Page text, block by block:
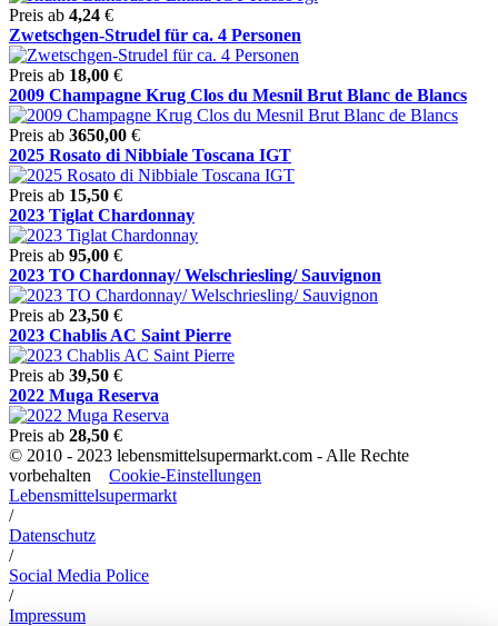
Preis ab 4,24 €
Zwetschgen-Strudel für ca. 4 Personen
Preis ab 18,00 €
2009 Champagne Krug Clos du Mesnil Brut Blanc de Blancs
Preis ab 3650,00 €
2025 Rosato di Nibbiale Toscana IGT
Preis ab 15,50 €
2023 Tiglat Chardonnay
Preis ab 95,00 €
2023 TO Chardonnay/ Welschriesling/ Sauvignon
Preis ab 23,50 €
2023 Chablis AC Saint Pierre
Preis ab 39,50 €
2022 Muga Reserva
Preis ab 28,50 €
© 2010 - 2023 lebensmittelsupermarkt.com - Alle Rechte
vorbehalten Cookie-Einstellungen
Lebensmittelsupermarkt
/
Datenschutz
/
Social Media Police
/
Impressum